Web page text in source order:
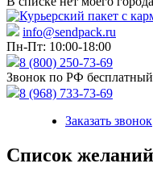
info@sendpack.ru
Пн-Пт: 10:00-18:00
8 (800) 250-73-69
Звонок по РФ бесплатный
8 (968) 733-73-69
Заказать звонок
Список желаний